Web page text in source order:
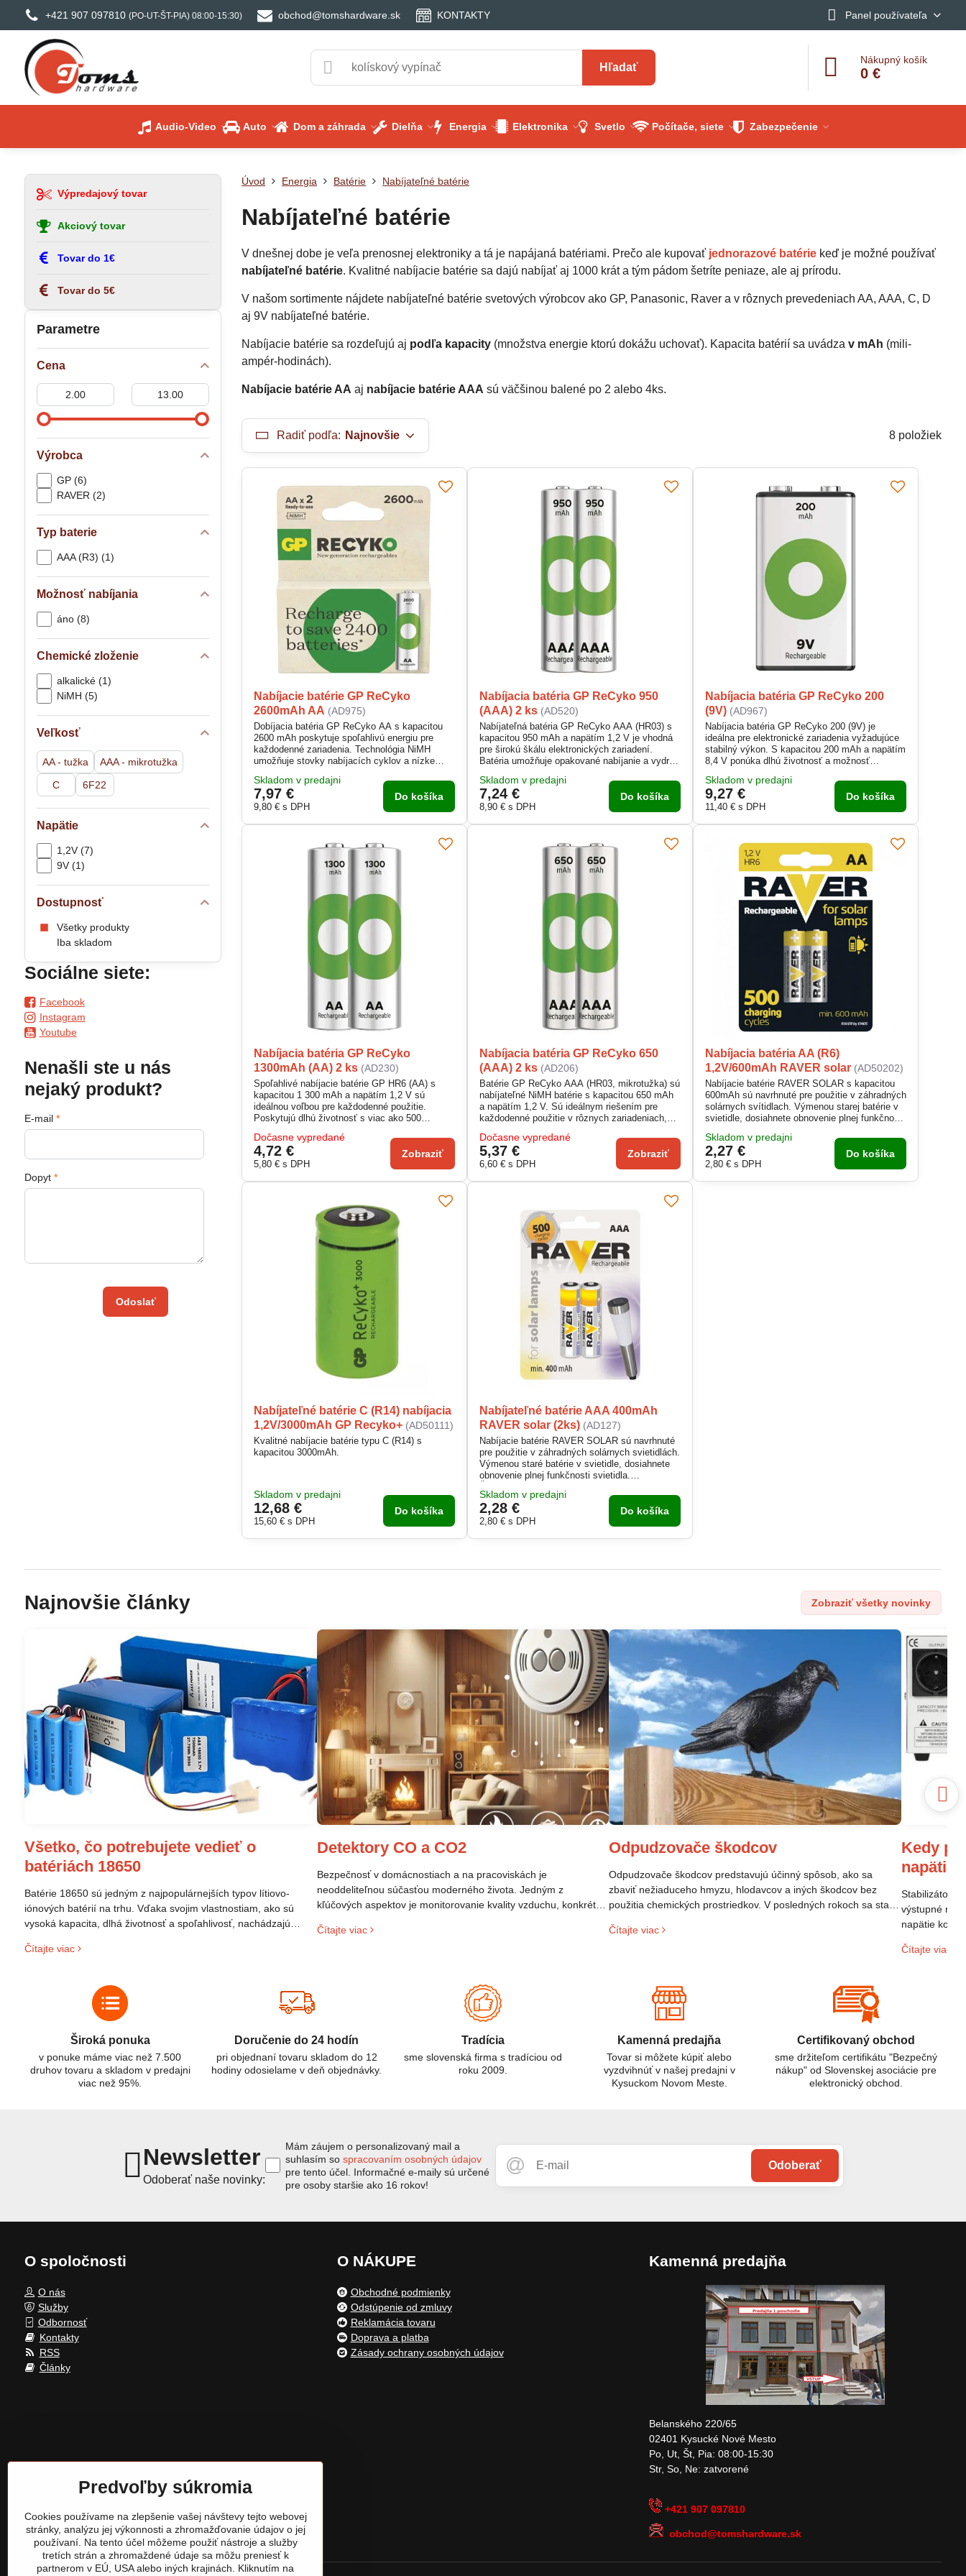
+421 907 097810 (PO-UT-ŠT-PIA) 08:00-15:30) obchod@tomshardware.sk KONTAKTY Panel používateľa
Hľadať
Nákupný košík
0 €
Audio-Video Auto Dom a záhrada Dielňa Energia Elektronika Svetlo Počítače, siete Zabezpečenie
Úvod Energia Batérie Nabíjateľné batérie
Nabíjateľné batérie
V dnešnej dobe je veľa prenosnej elektroniky a tá je napájaná batériami. Prečo ale kupovať jednorazové batérie keď je možné používať
nabíjateľné batérie. Kvalitné nabíjacie batérie sa dajú nabíjať aj 1000 krát a tým pádom šetríte peniaze, ale aj prírodu.
V našom sortimente nájdete nabíjateľné batérie svetových výrobcov ako GP, Panasonic, Raver a v rôznych prevedeniach AA, AAA, C, D
aj 9V nabíjateľné batérie.
Nabíjacie batérie sa rozdeľujú aj podľa kapacity (množstva energie ktorú dokážu uchovať). Kapacita batérií sa uvádzav mAh (mili-
ampér-hodinách).
Nabíjacie batérie AA aj nabíjacie batérie AAA sú väčšinou balené po 2 alebo 4ks.
Radiť podľa: Najnovšie 8 položiek
Nabíjacie batérie GP ReCyko
2600mAh AA (AD975)
Dobíjacia batéria GP ReCyko AA s kapacitou
2600 mAh poskytuje spoľahlivú energiu pre
každodenné zariadenia. Technológia NiMH
umožňuje stovky nabíjacích cyklov a nízke
+50 °C. Prednabitá z výroby a pripravená na
okamžité použitie.
Skladom v predajni
7,97 €
9,80 €s DPH
Do košíka
Nabíjacia batéria GP ReCyko 950
(AAA) 2 ks (AD520)
Nabíjateľná batéria GP ReCyko AAA (HR03) s
kapacitou 950 mAh a napätím 1,2 V je vhodná
pre širokú škálu elektronických zariadení.
Batéria umožňuje opakované nabíjanie a vydrží
teplota od -20 °C do +50 °C zabezpečuje
spoľahlivú funkciu v rôznych podmienkach.
Dodáva sa v praktickom dvojbalení 2 ks v
Skladom v predajni
7,24 €
8,90 €s DPH
Do košíka
Nabíjacia batéria GP ReCyko 200
(9V) (AD967)
Nabíjacia batéria GP ReCyko 200 (9V) je
ideálna pre elektronické zariadenia vyžadujúce
stabilný výkon. S kapacitou 200 mAh a napätím
8,4 V ponúka dlhú životnosť a možnosť
6HR61 (1604) zabezpečuje kompatibilitu s
bežnými 9V spotrebičmi. Spoľahlivá vo
všetkých podmienkach, s odolnosťou od -20 °C
Skladom v predajni
9,27 €
11,40 €s DPH
Do košíka
Nabíjacia batéria GP ReCyko
1300mAh (AA) 2 ks (AD230)
Spoľahlivé nabíjacie batérie GP HR6 (AA) s
kapacitou 1 300 mAh a napätím 1,2 V sú
ideálnou voľbou pre každodenné použitie.
Poskytujú dlhú životnosť s viac ako 500
prostredie aj vašu peňaženku. Vhodné pre
svietidlá, diaľkové ovládače, hračky a iné
zariadenia. Prevádzková teplota -20 °C až +50
Dočasne vypredané
4,72 €
5,80 €s DPH
Zobraziť
Nabíjacia batéria GP ReCyko 650
(AAA) 2 ks (AD206)
Batérie GP ReCyko AAA (HR03, mikrotužka) sú
nabíjateľné NiMH batérie s kapacitou 650 mAh
a napätím 1,2 V. Sú ideálnym riešením pre
každodenné použitie v rôznych zariadeniach,
možnosti opakovaného nabíjania viac ako 1
000-krát predstavujú ekologickú a ekonomickú
voľbu.
Dočasne vypredané
5,37 €
6,60 €s DPH
Zobraziť
Nabíjacia batéria AA (R6)
1,2V/600mAh RAVER solar (AD50202)
Nabíjacie batérie RAVER SOLAR s kapacitou
600mAh sú navrhnuté pre použitie v záhradných
solárnych svítidlach. Výmenou starej batérie v
svietidle, dosiahnete obnovenie plnej funkčnosti
Skladom v predajni
2,27 €
2,80 €s DPH
Do košíka
Nabíjateľné batérie C (R14) nabíjacia
1,2V/3000mAh GP Recyko+ (AD50111)
Kvalitné nabíjacie batérie typu C (R14) s
kapacitou 3000mAh.
Skladom v predajni
12,68 €
15,60 €s DPH
Do košíka
Nabíjateľné batérie AAA 400mAh
RAVER solar (2ks) (AD127)
Nabíjacie batérie RAVER SOLAR sú navrhnuté
pre použitie v záhradných solárnych svietidlách.
Výmenou staré batérie v svietidle, dosiahnete
obnovenie plnej funkčnosti svietidla.
nároky týchto svietidiel najmä z hľadiska
celkovej výdrže. Svojou kapacitou totiž
zaručujú max. Dobu svitu svietidla, sú
Skladom v predajni
2,28 €
2,80 €s DPH
Do košíka
Parametre
Cena
Od: Do:
Výrobca
GP (6)
RAVER (2)
Typ baterie
AAA (R3) (1)
Možnosť nabíjania
áno (8)
Chemické zloženie
alkalické (1)
NiMH (5)
Veľkosť
AA - tužka
AAA - mikrotužka
C
6F22
Napätie
1,2V (7)
9V (1)
Dostupnosť
Všetky produkty
Iba skladom
Výpredajový tovar
Akciový tovar
Tovar do 1€
Tovar do 5€
Sociálne siete:
Facebook
Instagram
Youtube
Nenašli ste u nás
nejaký produkt?
E-mail *
Dopyt *
Odoslať
Najnovšie články
Všetko, čo potrebujete vedieť o
batériách 18650
Batérie 18650 sú jedným z najpopulárnejších typov lítiovo-
iónových batérií na trhu. Vďaka svojim vlastnostiam, ako sú
vysoká kapacita, dlhá životnosť a spoľahlivosť, nachádzajú
zariadení až po elektrické vozidlá. Pochopenie ich delenia,
efektívnemu a bezpečnému využitiu.
Čítajte viac
Detektory CO a CO2
Bezpečnosť v domácnostiach a na pracoviskách je
neoddeliteľnou súčasťou moderného života. Jedným z
kľúčových aspektov je monitorovanie kvality vzduchu, konkrétne
sú oxid uhoľnatý (CO) a oxid uhličitý (CO₂). Aj keď ich názvy
Čítajte viac
Odpudzovače škodcov
Odpudzovače škodcov predstavujú účinný spôsob, ako sa
zbaviť nežiaduceho hmyzu, hlodavcov a iných škodcov bez
použitia chemických prostriedkov. V posledných rokoch sa stali
prostrediu.
Čítajte viac
Kedy
napätia
Stabilizátor
výstupné
napätie
sieti. Ak
Čítajte viac
Zobraziť všetky novinky
Široká ponuka
v ponuke máme viac než 7.500
druhov tovaru a skladom v predajni
viac než 95%.
Doručenie do 24 hodín
pri objednaní tovaru skladom do 12
hodiny odosielame v deň objednávky.
Tradícia
sme slovenská firma s tradíciou od
roku 2009.
Kamenná predajňa
Tovar si môžete kúpiť alebo
vyzdvihnúť v našej predajni v
Kysuckom Novom Meste.
Certifikovaný obchod
sme držiteľom certifikátu "Bezpečný
nákup" od Slovenskej asociácie pre
elektronický obchod.
Newsletter
Odoberať naše novinky:
Odoberať
Mám záujem o personalizovaný mail a
suhlasím sospracovaním osobných údajov
pre tento účel. Informačné e-maily sú určené
pre osoby staršie ako 16 rokov!
O spoločnosti
O nás
Služby
Odbornosť
Kontakty
RSS
Články
O NÁKUPE
Obchodné podmienky
Odstúpenie od zmluvy
Reklamácia tovaru
Doprava a platba
Zásady ochrany osobných údajov
Kamenná predajňa
Belanského 220/65
02401 Kysucké Nové Mesto
Po, Ut, Št, Pia: 08:00-15:30
Str, So, Ne: zatvorené
+421 907 097810
obchod@tomshardware.sk
Predvoľby súkromia
Cookies používame na zlepšenie vašej návštevy tejto webovej
stránky, analýzu jej výkonnosti a zhromažďovanie údajov o jej
používaní. Na tento účel môžeme použiť nástroje a služby
tretích strán a zhromaždené údaje sa môžu preniesť k
partnerom v EÚ, USA alebo iných krajinách. Kliknutím na